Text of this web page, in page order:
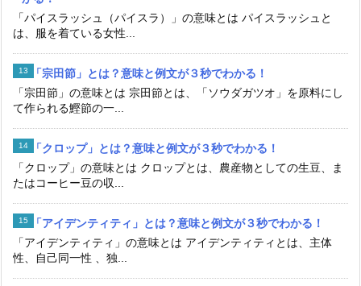
「パイスラッシュ（パイスラ）」の意味とは パイスラッシュと
は、服を着ている女性...
「宗田節」とは？意味と例文が３秒でわかる！
「宗田節」の意味とは 宗田節とは、「ソウダガツオ」を原料にし
て作られる鰹節の一...
「クロップ」とは？意味と例文が３秒でわかる！
「クロップ」の意味とは クロップとは、農産物としての生豆、ま
たはコーヒー豆の収...
「アイデンティティ」とは？意味と例文が３秒でわかる！
「アイデンティティ」の意味とは アイデンティティとは、主体
性、自己同一性 、独...